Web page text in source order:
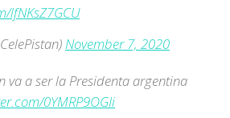
lfNKsZ7GCU
November 7, 2020
va a ser la Presidenta argentina
0YMRP9OGIi